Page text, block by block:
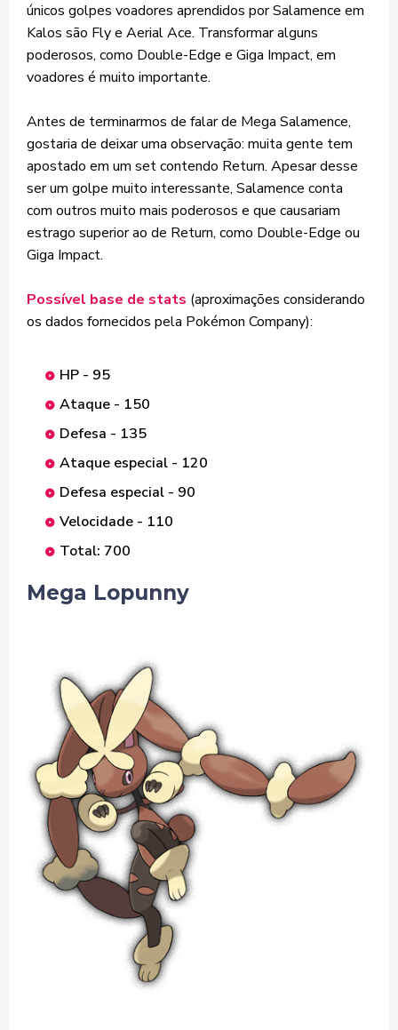
únicos golpes voadores aprendidos por Salamence em
Kalos são Fly e Aerial Ace. Transformar alguns
poderosos, como Double-Edge e Giga Impact, em
voadores é muito importante.
Antes de terminarmos de falar de Mega Salamence,
gostaria de deixar uma observação: muita gente tem
apostado em um set contendo Return. Apesar desse
ser um golpe muito interessante, Salamence conta
com outros muito mais poderosos e que causariam
estrago superior ao de Return, como Double-Edge ou
Giga Impact.
Possível base de stats (aproximações considerando
os dados fornecidos pela Pokémon Company):
HP - 95
Ataque - 150
Defesa - 135
Ataque especial - 120
Defesa especial - 90
Velocidade - 110
Total: 700
Mega Lopunny